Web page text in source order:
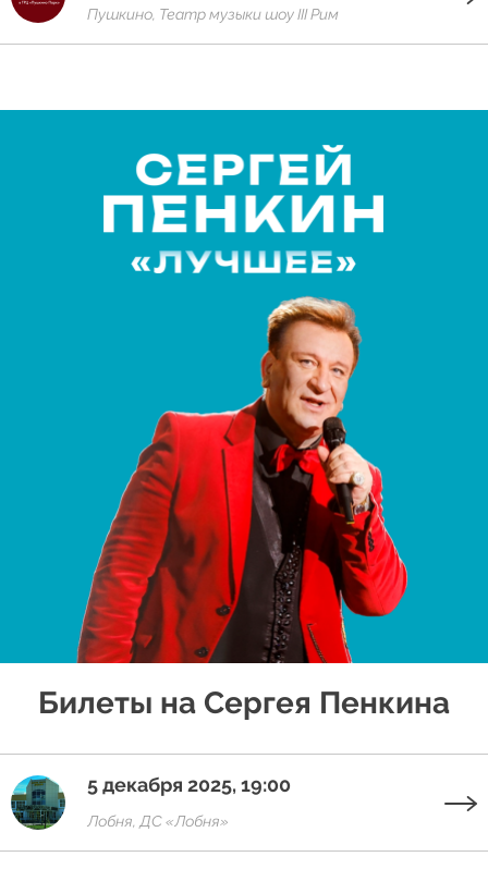
Пушкино, Театр музыки шоу III Рим
Билеты на Сергея Пенкина
5 декабря 2025, 19:00
Лобня, ДС «Лобня»